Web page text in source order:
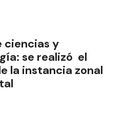
ciencias y
se realizó el
la instancia zonal